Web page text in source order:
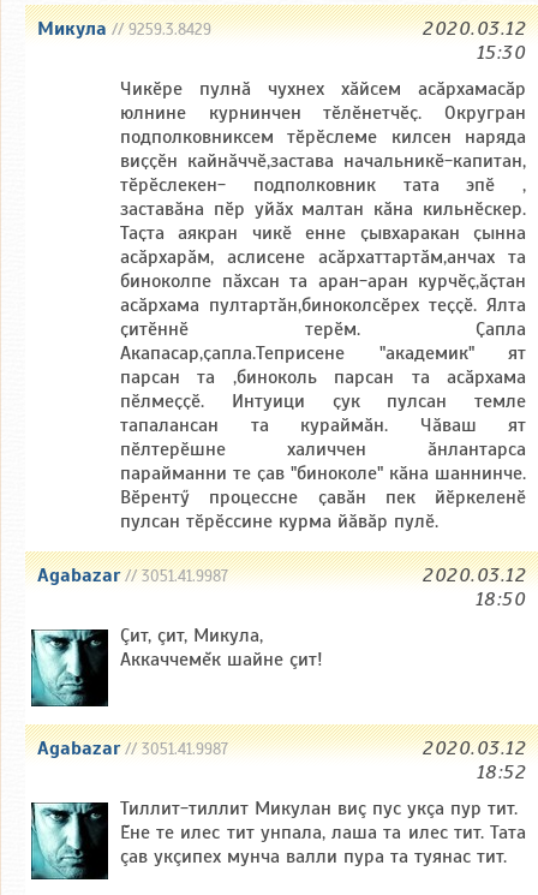
Микула// 9259.3.8429
2020.03.12
15:30
Чикӗре пулнӑ чухнех хӑйсем асӑрхамасӑр
юлнине курнинчен тӗлӗнетчӗҫ. Округран
подполковниксем тӗрӗслеме килсен наряда
виҫҫӗн кайнӑччӗ,застава начальникӗ-капитан,
тӗрӗслекен- подполковник тата эпӗ ,
заставӑна пӗр уйӑх малтан кӑна кильнӗскер.
Таҫта аякран чикӗ енне ҫывхаракан ҫынна
асӑрхарӑм, аслисене асӑрхаттартӑм,анчах та
биноколпе пӑхсан та аран-аран курчӗҫ,ӑҫтан
асӑрхама пултартӑн,биноколсӗрех теҫҫӗ. Ялта
ҫитӗннӗ терӗм. Ҫапла
Акапасар,ҫапла.Теприсене "академик" ят
парсан та ,биноколь парсан та асӑрхама
пӗлмеҫҫӗ. Интуици ҫук пулсан темле
тапалансан та кураймӑн. Чӑваш ят
пӗлтерӗшне халиччен ӑнлантарса
парайманни те ҫав "биноколе" кӑна шаннинче.
Вӗрентӳ процессне ҫавӑн пек йӗркеленӗ
пулсан тӗрӗссине курма йӑвӑр пулӗ.
Agabazar// 3051.41.9987
2020.03.12
18:50
Çит, çит, Микула,
Аккаччемĕк шайне çит!
Agabazar// 3051.41.9987
2020.03.12
18:52
Тиллит-тиллит Микулан виç пус укçа пур тит.
Ĕне те илес тит унпала, лаша та илес тит. Тата
çав укçипех мунча валли пура та туянас тит.